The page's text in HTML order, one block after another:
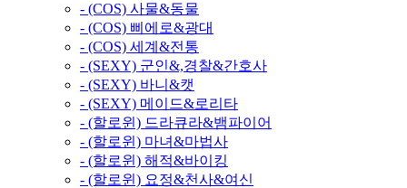
- (COS) 사물&동물
- (COS) 삐에로&광대
- (COS) 세계&전통
- (SEXY) 군인&,경찰&간호사
- (SEXY) 바니&캣
- (SEXY) 메이드&로리타
- (할로윈) 드라큐라&뱀파이어
- (할로윈) 마녀&마법사
- (할로윈) 해적&바이킹
- (할로윈) 요정&천사&여신